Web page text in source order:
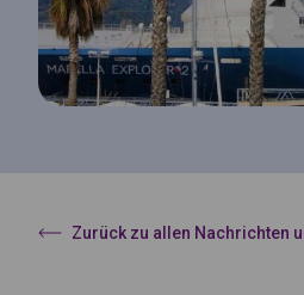
Zurück zu allen Nachrichten